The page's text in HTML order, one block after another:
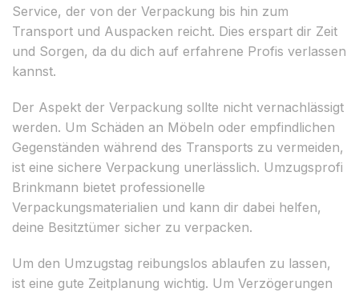
Service, der von der Verpackung bis hin zum
Transport und Auspacken reicht. Dies erspart dir Zeit
und Sorgen, da du dich auf erfahrene Profis verlassen
kannst.
Der Aspekt der Verpackung sollte nicht vernachlässigt
werden. Um Schäden an Möbeln oder empfindlichen
Gegenständen während des Transports zu vermeiden,
ist eine sichere Verpackung unerlässlich. Umzugsprofi
Brinkmann bietet professionelle
Verpackungsmaterialien und kann dir dabei helfen,
deine Besitztümer sicher zu verpacken.
Um den Umzugstag reibungslos ablaufen zu lassen,
ist eine gute Zeitplanung wichtig. Um Verzögerungen